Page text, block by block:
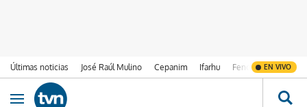
Últimas noticias José Raúl Mulino Cepanim Ifarhu Fenómeno de El
EN VIVO
Ir al contenido
Obrir navegació